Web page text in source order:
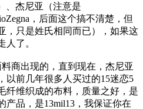
、杰尼亚（注意是
，后面这个搞不清楚，但
，只是姓氏相同而已），如果这
人了。
出现的，直到现在，杰尼亚
以前几年很多人买过的15迷恋5
纤维织成的布料，质量之好，是
产品，是13mil13，我保证你在